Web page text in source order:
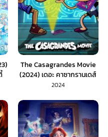
The Casagrandes Movie
(2024) เดอะ คาซากรานเดส์
มูฟวี่ (พากย์ไทย)
2024